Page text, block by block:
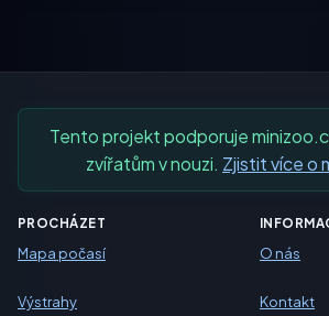
Tento projekt podporuje
zvířatům v nouzi. Zjistit více o
PROCHÁZET
Mapa počasí
Výstrahy
O nás
Kontakt